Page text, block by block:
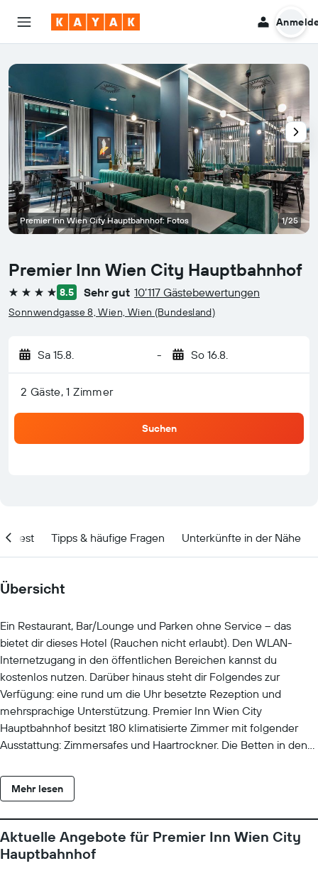
Premier Inn Wien City Hauptbahnhof
4 Sterne 8.5 Sehr gut 10’117 Gästebewertungen
Sonnwendgasse 8, Wien, Wien (Bundesland)
Sa 15.8. - So 16.8.
2 Gäste, 1 Zimmer
Suchen
Premier Inn Wien City Hauptbahnhof: Fotos 1/25
Tipps & häufige Fragen Unterkünfte in der Nähe
Übersicht
Ein Restaurant, Bar/Lounge und Parken ohne Service – das
bietet dir dieses Hotel (Rauchen nicht erlaubt). Den WLAN-
Internetzugang in den öffentlichen Bereichen kannst du
kostenlos nutzen. Darüber hinaus steht dir Folgendes zur
Verfügung: eine rund um die Uhr besetzte Rezeption und
mehrsprachige Unterstützung. Premier Inn Wien City
Hauptbahnhof besitzt 180 klimatisierte Zimmer mit folgender
Ausstattung: Zimmersafes und Haartrockner. Die Betten in den
stehen Fernseher mit Kabelempfang zur Verfügung. Dir steht ein
kostenloser Internetzugang (Kabel) zur Verfügung. Zur
Zimmer verfügen außerdem über kostenlose Toilettenartikel
und Verdunkelungsvorhänge. Der Reinigungsservice wird
täglich angeboten. Auf Anfrage bekommst du
Mehr lesen
Aktuelle Angebote für Premier Inn Wien City
Hauptbahnhof